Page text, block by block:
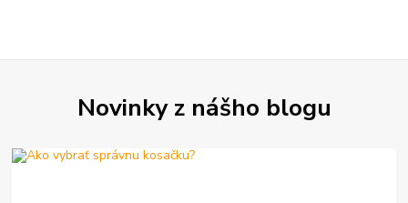
Novinky z nášho blogu